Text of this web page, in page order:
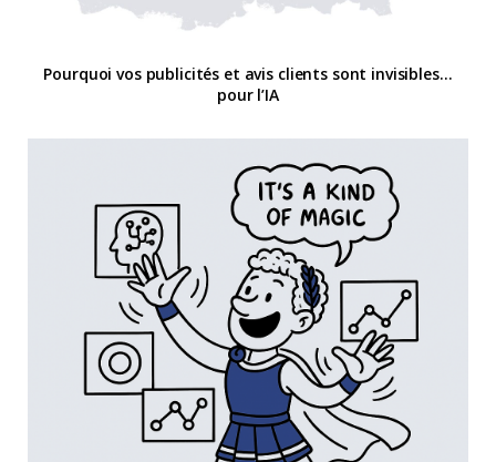
Pourquoi vos publicités et avis clients sont invisibles…
pour l’IA